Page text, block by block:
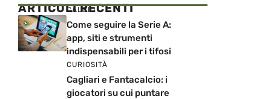
ARTICOLI RECENTI
CALCIO
Come seguire la Serie A:
app, siti e strumenti
indispensabili per i tifosi
CURIOSITÀ
Cagliari e Fantacalcio: i
giocatori su cui puntare